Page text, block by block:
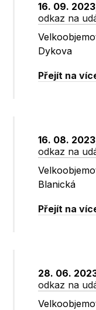
16. 09.
odkaz na
Dykova
Přejít na
16. 08.
odkaz na
Blanická
Přejít na
28. 06.
odkaz na